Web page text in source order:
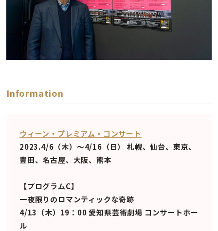
Information
ウィーン・プレミアム・コンサート
2023.4/6（木）〜4/16（日） 札幌、仙台、東京、
豊田、名古屋、大阪、熊本
【プログラムC】
一夜限りのロマンティックな奇跡
4/13（木）19：00 愛知県芸術劇場 コンサートホー
ル